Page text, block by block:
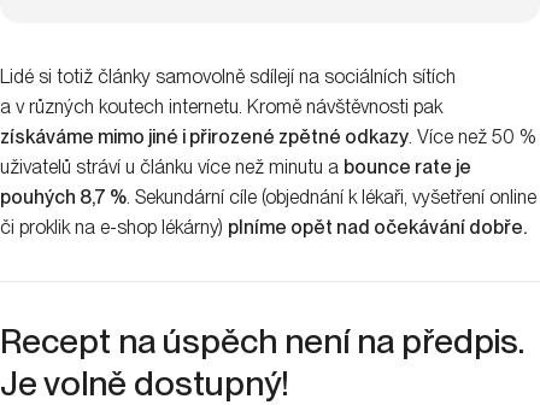
Lidé si totiž články samovolně sdílejí na sociálních sítích
a v různých koutech internetu. Kromě návštěvnosti pak
získáváme mimo jiné i přirozené zpětné odkazy. Více než 50 %
uživatelů stráví u článku více než minutu a bounce rate je
pouhých 8,7 %. Sekundární cíle (objednání k lékaři, vyšetření online
či proklik na e-shop lékárny) plníme opět nad očekávání dobře.
Recept na úspěch není na předpis.
Je volně dostupný!